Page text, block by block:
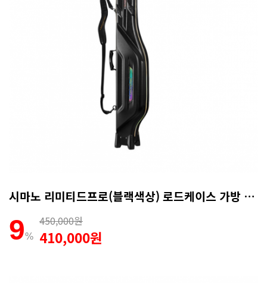
시마노 리미티드프로(블랙색상) 로드케이스 가방 140R RC-101P
9%
450,000원
410,000원